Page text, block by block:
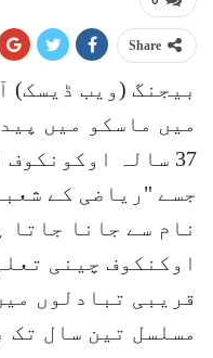
Share
37 سالہ
جسے "ریاضی کے
نام سے جانا جاتا
اوکنکوف چینی
قریبی تبادلوں
مسلسل تین سال تک